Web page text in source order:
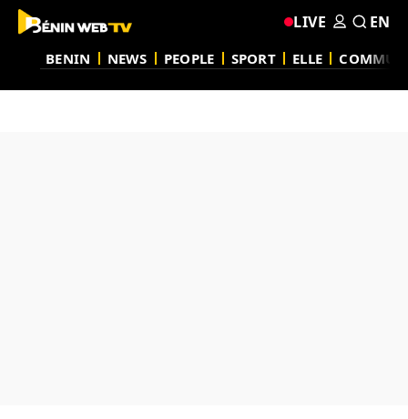
BENIN NEWS PEOPLE SPORT ELLE
LIVE EN